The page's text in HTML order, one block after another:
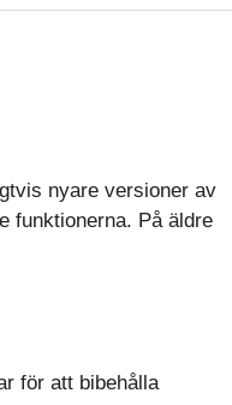
nyare versioner av
funktionerna. På äldre
för att bibehålla